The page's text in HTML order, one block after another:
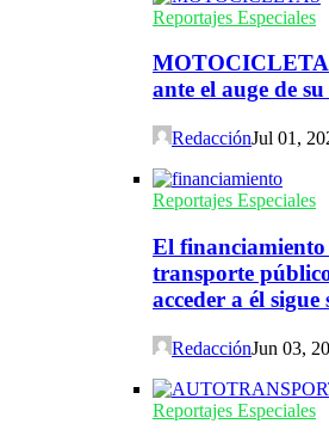
Reportajes Especiales
ante el auge de su
RedacciónJul 01,
Reportajes Especiales
El
transporte
acceder a él
RedacciónJun 03,
Reportajes Especiales